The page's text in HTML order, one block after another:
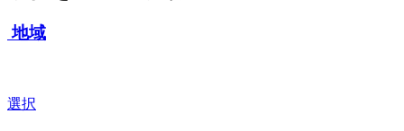
地域
選択